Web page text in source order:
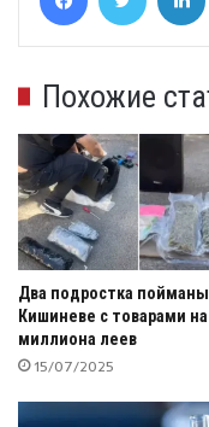
Похожие
Два подростка
Кишиневе с товарами
миллиона леев
15/07/2025